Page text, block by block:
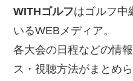
WITHゴルフはゴルフ中
いるWEBメディア。
各大会の日程などの情
ス・視聴方法がまとめ